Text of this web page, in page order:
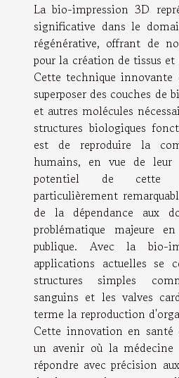
La bio-impression 3D
significative dans le
régénérative, offrant de
pour la création de tissus
Cette technique
superposer des couches de
et autres molécules
structures biologiques
est de reproduire la
humains, en vue de leur
potentiel de cette
particulièrement
de la dépendance aux
problématique majeure
publique. Avec la bio-
applications actuelles se
structures simples
sanguins et les valves
terme la reproduction
Cette innovation en santé
un avenir où la médecine
répondre avec précision